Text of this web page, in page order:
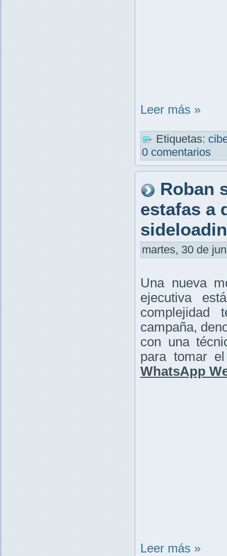
Leer más »
Etiquetas:
0 comentarios
Roban
estafas a
martes, 30 de
Una nueva
ejecutiva
complejidad
campaña,
con una
para tomar
WhatsApp
Leer más »